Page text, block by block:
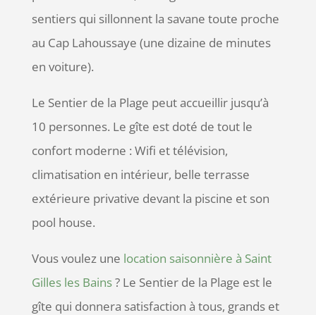
sentiers qui sillonnent la savane toute proche
au Cap Lahoussaye (une dizaine de minutes
en voiture).
Le Sentier de la Plage peut accueillir jusqu’à
10 personnes. Le gîte est doté de tout le
confort moderne : Wifi et télévision,
climatisation en intérieur, belle terrasse
extérieure privative devant la piscine et son
pool house.
Vous voulez une location saisonnière à Saint
Gilles les Bains? Le Sentier de la Plage est le
gîte qui donnera satisfaction à tous, grands et